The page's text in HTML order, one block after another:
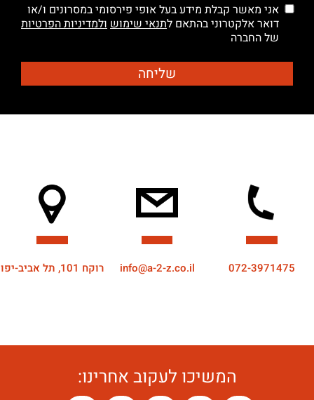
אני מאשר קבלת מידע בעל אופי פירסומי במסרונים ו/או
דואר אלקטרוני בהתאם לתנאי שימוש ולמדיניות הפרטיות
של החברה
072-3971475
info@a-2-z.co.il רוקח 101, תל אביב-יפו
המשיכו לעקוב אחרינו: